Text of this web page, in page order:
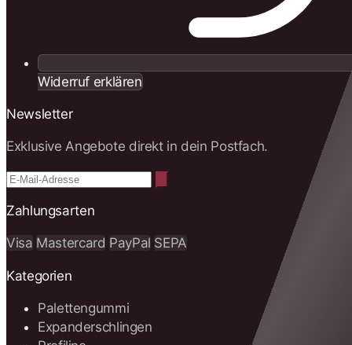
Widerruf erklären
Newsletter
Exklusive Angebote direkt in dein Postfach.
Zahlungsarten
Visa Mastercard PayPal SEPA
Kategorien
Palettengummi
Expanderschlingen